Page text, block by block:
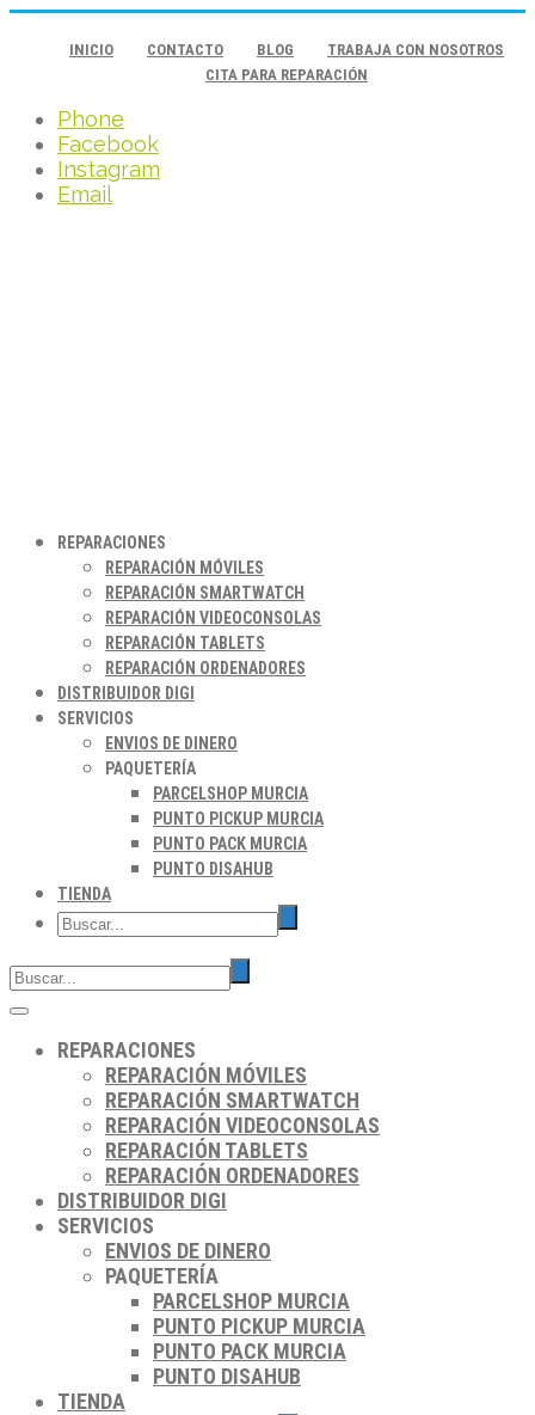
INICIO CONTACTO BLOG
TRABAJA CON NOSOTROS
CITA PARA REPARACIÓN
Phone
Facebook
Instagram
Email
REPARACIONES
REPARACIÓN MÓVILES
REPARACIÓN SMARTWATCH
REPARACIÓN VIDEOCONSOLAS
REPARACIÓN TABLETS
REPARACIÓN ORDENADORES
DISTRIBUIDOR DIGI
SERVICIOS
ENVIOS DE DINERO
PAQUETERÍA
PARCELSHOP MURCIA
PUNTO PICKUP MURCIA
PUNTO PACK MURCIA
PUNTO DISAHUB
TIENDA
REPARACIONES
REPARACIÓN MÓVILES
REPARACIÓN SMARTWATCH
REPARACIÓN VIDEOCONSOLAS
REPARACIÓN TABLETS
REPARACIÓN ORDENADORES
DISTRIBUIDOR DIGI
SERVICIOS
ENVIOS DE DINERO
PAQUETERÍA
PARCELSHOP MURCIA
PUNTO PICKUP MURCIA
PUNTO PACK MURCIA
PUNTO DISAHUB
TIENDA